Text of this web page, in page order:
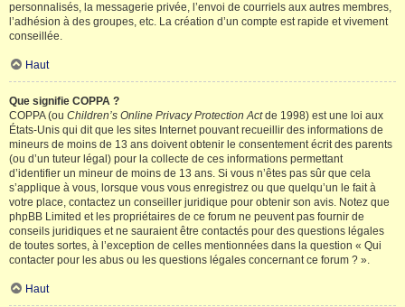
personnalisés, la messagerie privée, l’envoi de courriels aux autres membres,
l’adhésion à des groupes, etc. La création d’un compte est rapide et vivement
conseillée.
Haut
Que signifie COPPA ?
COPPA (ou Children’s Online Privacy Protection Actde 1998) est une loi aux
États-Unis qui dit que les sites Internet pouvant recueillir des informations de
mineurs de moins de 13 ans doivent obtenir le consentement écrit des parents
(ou d’un tuteur légal) pour la collecte de ces informations permettant
d’identifier un mineur de moins de 13 ans. Si vous n’êtes pas sûr que cela
s’applique à vous, lorsque vous vous enregistrez ou que quelqu’un le fait à
votre place, contactez un conseiller juridique pour obtenir son avis. Notez que
phpBB Limited et les propriétaires de ce forum ne peuvent pas fournir de
conseils juridiques et ne sauraient être contactés pour des questions légales
de toutes sortes, à l’exception de celles mentionnées dans la question « Qui
contacter pour les abus ou les questions légales concernant ce forum ? ».
Haut